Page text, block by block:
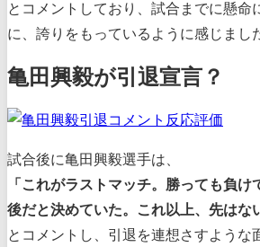
とコメントしており、試合までに懸命
に、誇りをもっているように感じまし
亀田興毅が引退宣言？
試合後に亀田興毅選手は、
「これがラストマッチ。勝っても負け
後だと決めていた。これ以上、先はな
とコメントし、引退を連想さすような